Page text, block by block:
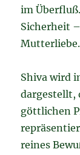
im
Sicherheit
Mutterliebe.
Shiva wird
dargestellt,
göttlichen
reines